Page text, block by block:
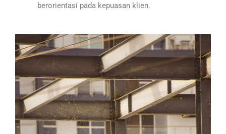
berorientasi pada kepuasan klien.